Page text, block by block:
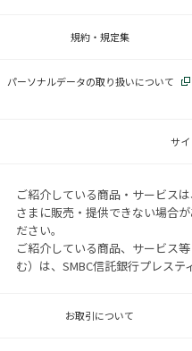
規約・規定集
パーソナルデータの取り扱いについて
サ
ご紹介している商品・サービス
さまに販売・提供できない場合
ださい。
ご紹介している商品、サービス
む）は、SMBC信託銀行プレステ
お取引について